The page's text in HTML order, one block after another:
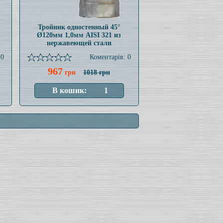
Тройник одностенный 45°
Ø120мм 1,0мм AISI 321 из
нержавеющей стали
Коментарів: 0
967 грн 1018 грн